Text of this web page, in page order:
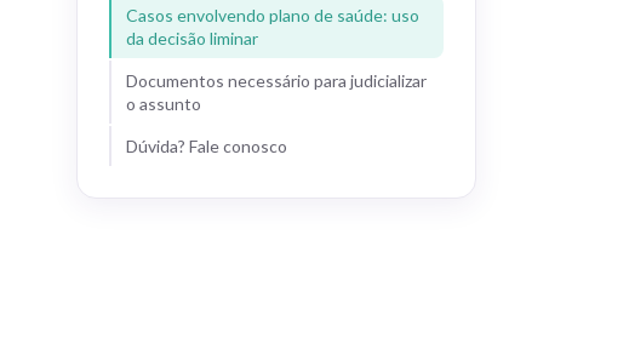
Casos envolvendo plano de saúde: uso
da decisão liminar
Documentos necessário para judicializar
o assunto
Dúvida? Fale conosco